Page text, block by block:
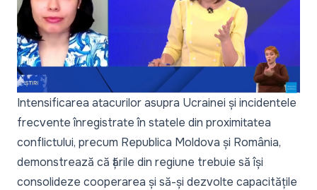
Intensificarea atacurilor asupra Ucrainei și incidentele
frecvente înregistrate în statele din proximitatea
conflictului, precum Republica Moldova și România,
demonstrează că țările din regiune trebuie să își
consolideze cooperarea și să-și dezvolte capacitățile